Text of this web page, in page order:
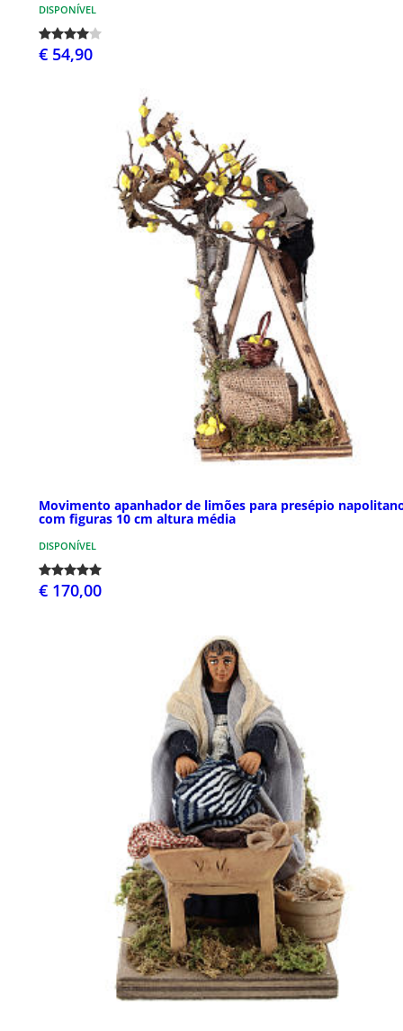
DISPONÍVEL
€ 54,90
Movimento apanhador de limões para presépio
com figuras 10 cm altura média
DISPONÍVEL
€ 170,00